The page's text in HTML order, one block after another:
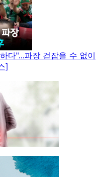
다"...파장 걷잡을 수 없이
]